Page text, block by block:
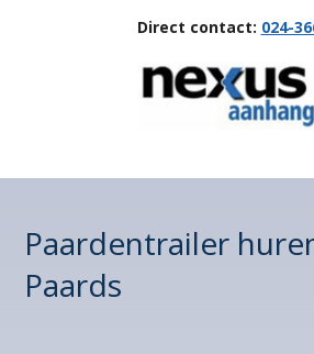
Direct contact: 024-
Paardentrailer
Paards